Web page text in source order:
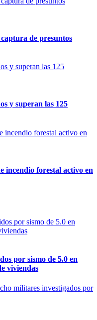
de presuntos
y superan las 125
incendio forestal activo en
por sismo de 5.0 en
viviendas